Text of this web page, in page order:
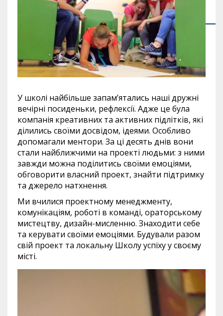
У школі найбільше запам’ятались наші дружні
вечірні посиденьки, рефлексії. Адже це була
компанія креативних та активних підлітків, які
ділились своїми досвідом, ідеями. Особливо
допомагали ментори. За ці десять днів вони
стали найближчими на проекті людьми: з ними
завжди можна поділитись своїми емоціями,
обговорити власний проект, знайти підтримку
та джерело натхнення.
Ми вчилися проектному менеджменту,
комунікаціям, роботі в команді, ораторському
мистецтву, дизайн-мисленню. Знаходити себе
та керувати своїми емоціями. Будували разом
свій проект та локальну Школу успіху у своєму
місті.